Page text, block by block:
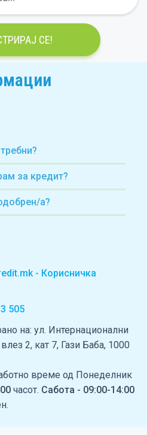
СЕ!
за кредит?
а?
- Корисничка
505
на: ул. Интернационални
2, кат 7, Гази Баба, 1000
време од Понеделник
часот. Сабота - 09:00-14:00